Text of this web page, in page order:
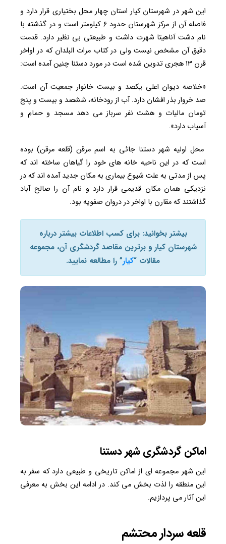
این شهر در شهرستان کیار استان چهار محل بختیاری قرار دارد و
فاصله آن از مرکز شهرستان حدود ۶ کیلومتر است و در گذشته با
نام دشت آناهیتا شهرت داشت و طبیعتی بی نظیر دارد. قدمت
دقیق آن مشخص نیست ولی در کتاب مرات البلدان که در اواخر
قرن ۱۳ هجری تدوین شده است در مورد دستنا چنین آمده است:
«خلاصه دیوان اعلی یکصد و بیست خانوار جمعیت آن است.
صد خروار بذر افشان دارد. آب از رودخانه، ششصد و بیست و پنج
تومان مالیات و هشت نفر سرباز می دهد مسجد و حمام و
آسیاب دارد».
محل اولیه شهر دستنا جائی به اسم مرقن (قلعه مرقن) بوده
است که در این ناحیه خانه های خود را گیاهان ساخته اند که
پس از مدتی به علت شیوع بیماری به مکان جدید آمده اند که در
نزدیکی همان مکان قدیمی قرار دارد و نام آن را صالح آباد
گذاشتند که مقارن با اواخر در دروان صفویه بود.
بیشتر بخوانید: برای کسب اطلاعات بیشتر درباره
شهرستان کیار و برترین مقاصد گردشگری آن، مجموعه
مقالات “کیار” را مطالعه نمایید.
اماکن گردشگری شهر دستنا
این شهر مجموعه ای از اماکن تاریخی و طبیعی دارد که سفر به
این منطقه را لذت بخش می کند. در ادامه این بخش به معرفی
این آثار می پردازیم.
قلعه سردار محتشم